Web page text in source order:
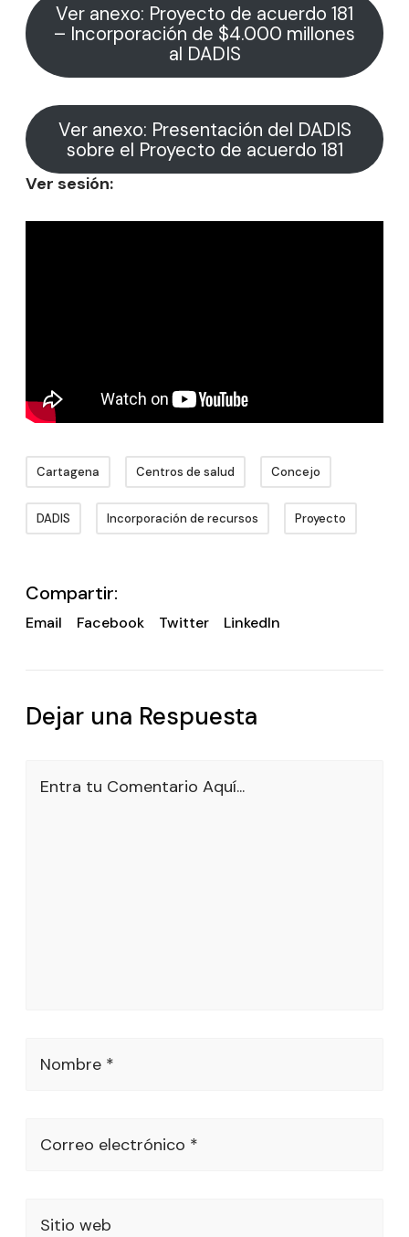
Ver anexo: Proyecto de acuerdo 181
– Incorporación de $4.000 millones
al DADIS
Ver anexo: Presentación del DADIS
sobre el Proyecto de acuerdo 181
Ver sesión:
Cartagena Centros de salud Concejo
DADIS Incorporación de recursos Proyecto
Compartir:
Email Facebook Twitter LinkedIn
Dejar una Respuesta
Entra tu Comentario Aquí...
Nombre *
Correo electrónico *
Sitio web